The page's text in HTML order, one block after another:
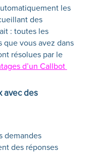
les
des
: toutes les
vous avez dans
résolues par le
d’un Callbot
avec des
demandes
des réponses